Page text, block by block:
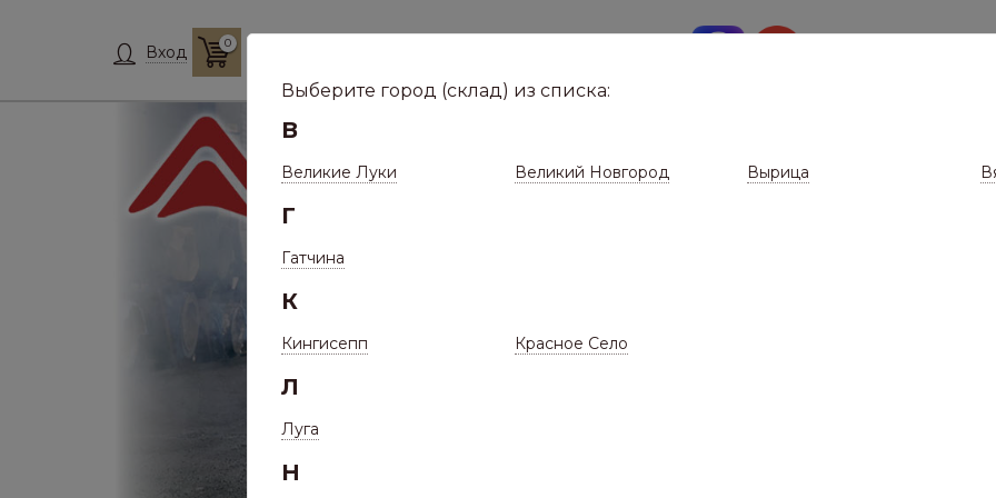
Вход 0
Выберите город (склад) из списка:
В
Великие Луки Великий Новгород Вырица
Г
Гатчина
К
Кингисепп Красное Село
Л
Луга
Н